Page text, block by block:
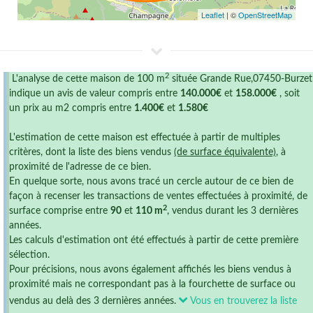
Leaflet | ©OpenStreetMap
L'analyse de cette maison de 100 m 2 située Grande Rue,07450-Burzet
indique un avis de valeur compris entre 140.000€ et 158.000€ , soit
un prix au m2 compris entre 1.400€ et 1.580€
L'estimation de cette maison est effectuée à partir de multiples
critères, dont la liste des biens vendus (de surface équivalente), à
proximité de l'adresse de ce bien.
En quelque sorte, nous avons tracé un cercle autour de ce bien de
façon à recenser les transactions de ventes effectuées à proximité, de
surface comprise entre 90 et 110 m2, vendus durant les 3 dernières
années.
Les calculs d'estimation ont été effectués à partir de cette première
sélection.
Pour précisions, nous avons également affichés les biens vendus à
proximité mais ne correspondant pas à la fourchette de surface ou
vendus au delà des 3 dernières années.
Vous en trouverez la liste